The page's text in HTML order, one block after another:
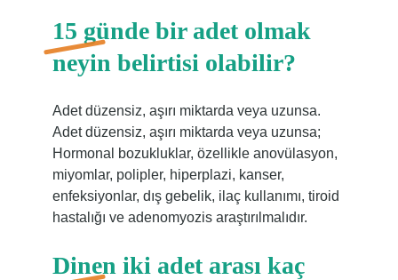
15 günde bir adet olmak
neyin belirtisi olabilir?
Adet düzensiz, aşırı miktarda veya uzunsa.
Adet düzensiz, aşırı miktarda veya uzunsa;
Hormonal bozukluklar, özellikle anovülasyon,
miyomlar, polipler, hiperplazi, kanser,
enfeksiyonlar, dış gebelik, ilaç kullanımı, tiroid
hastalığı ve adenomyozis araştırılmalıdır.
Dinen iki adet arası kaç